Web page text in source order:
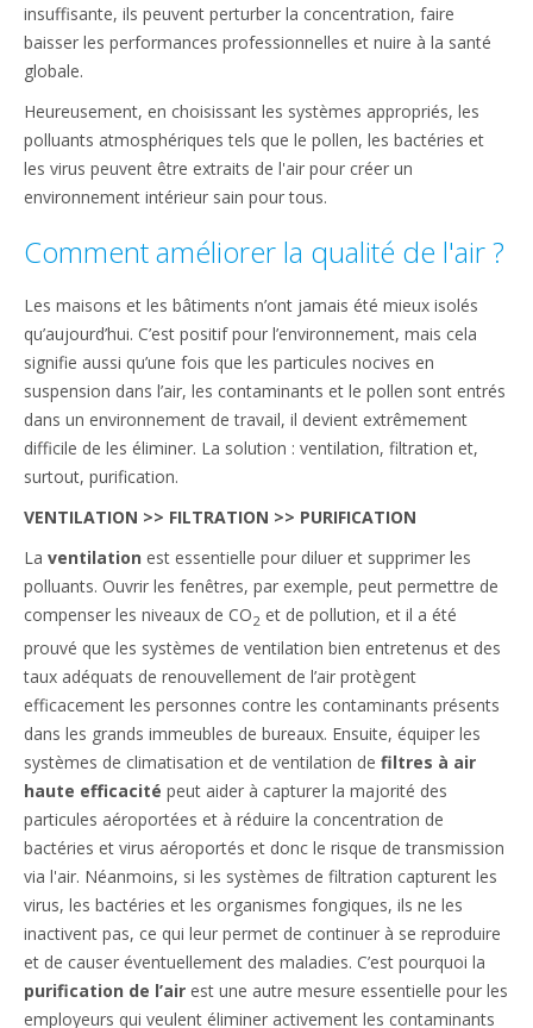
insuffisante, ils peuvent perturber la concentration, faire
baisser les performances professionnelles et nuire à la santé
globale.
Heureusement, en choisissant les systèmes appropriés, les
polluants atmosphériques tels que le pollen, les bactéries et
les virus peuvent être extraits de l'air pour créer un
environnement intérieur sain pour tous.
Comment améliorer la qualité de l'air ?
Les maisons et les bâtiments n’ont jamais été mieux isolés
qu’aujourd’hui. C’est positif pour l’environnement, mais cela
signifie aussi qu’une fois que les particules nocives en
suspension dans l’air, les contaminants et le pollen sont entrés
dans un environnement de travail, il devient extrêmement
difficile de les éliminer. La solution : ventilation, filtration et,
surtout, purification.
VENTILATION >> FILTRATION >> PURIFICATION
La ventilation est essentielle pour diluer et supprimer les
polluants. Ouvrir les fenêtres, par exemple, peut permettre de
compenser les niveaux de CO2 et de pollution, et il a été
prouvé que les systèmes de ventilation bien entretenus et des
taux adéquats de renouvellement de l’air protègent
efficacement les personnes contre les contaminants présents
dans les grands immeubles de bureaux. Ensuite, équiper les
systèmes de climatisation et de ventilation de filtres à air
haute efficacité peut aider à capturer la majorité des
particules aéroportées et à réduire la concentration de
bactéries et virus aéroportés et donc le risque de transmission
via l'air. Néanmoins, si les systèmes de filtration capturent les
virus, les bactéries et les organismes fongiques, ils ne les
inactivent pas, ce qui leur permet de continuer à se reproduire
et de causer éventuellement des maladies. C’est pourquoi la
purification de l’air est une autre mesure essentielle pour les
employeurs qui veulent éliminer activement les contaminants